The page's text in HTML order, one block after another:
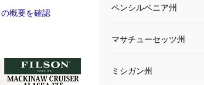
概要を確認
ペンシルベニア州
マサチューセッツ州
ミシガン州